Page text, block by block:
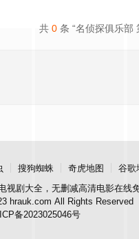
共 0 条 “名侦探俱乐部
搜狗蜘蛛 奇虎地图 谷歌
视剧大全，无删减高清电影在线
hrauk.com All Rights Reserved
备2023025046号